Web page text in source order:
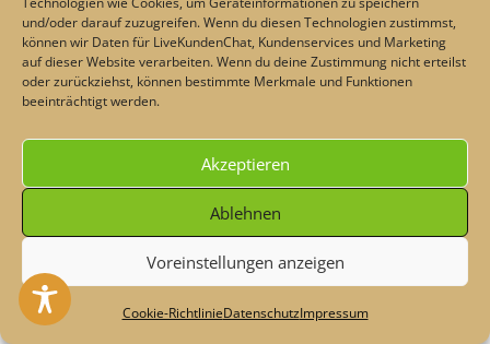
und/oder darauf zuzugreifen. Wenn du diesen Technologien zustimmst,
können wir Daten für LiveKundenChat, Kundenservices und Marketing
auf dieser Website verarbeiten. Wenn du deine Zustimmung nicht erteilst
oder zurückziehst, können bestimmte Merkmale und Funktionen
beeinträchtigt werden.
Akzeptieren
Ablehnen
Voreinstellungen anzeigen
Cookie-RichtlinieDatenschutzImpressum
Heute - Dekoschnäppchen & Rabatte im Sommer💖 Code:
#maisonplusVerwerfen
inkl. 19 % MwSt.
Lieferzeit: 1-2 Tage
teilen